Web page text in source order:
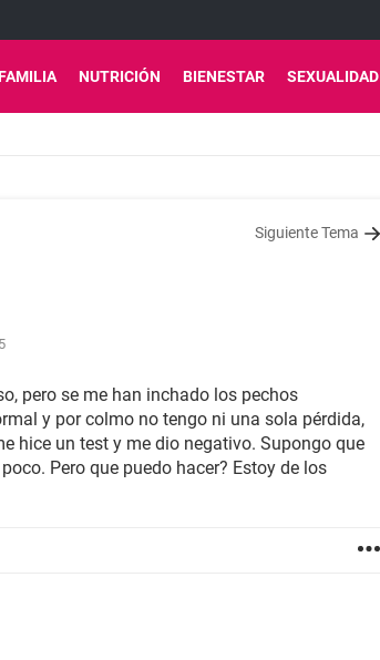
NUTRICIÓN BIENESTAR SEXUALIDAD
Siguiente Tema
pero se me han inchado los pechos
y por colmo no tengo ni una sola pérdida,
hice un test y me dio negativo. Supongo que
Pero que puedo hacer? Estoy de los